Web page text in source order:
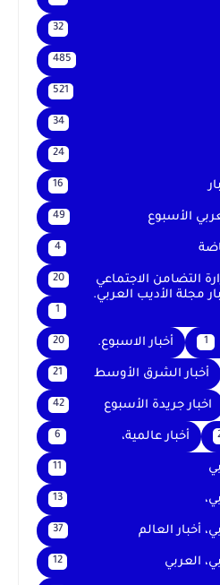
32
485
521
34
24
16
الأسبوع 49
4
التضامن الاجتماعي 20
مجلة الأديب العربي.
1
1 أخبار الاسبوع. 20
أخبار الشرق الأوسط 21
اخبار جريدة الأسبوع 42
أخبار عالمية، 6
11
13
أخبار العالم 37
العربي 12